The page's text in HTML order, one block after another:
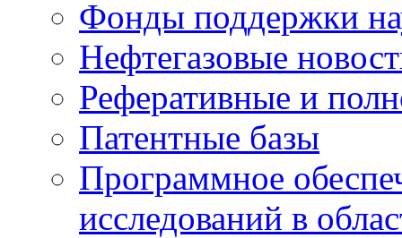
Фонды поддержки
Нефтегазовые
Реферативные и
Патентные базы
Программное
исследований в